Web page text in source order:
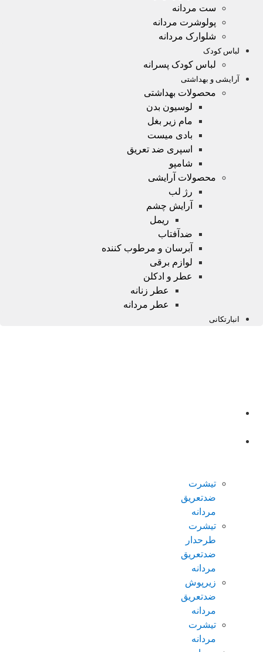
ست مردانه
پولوشرت مردانه
شلوارک مردانه
لباس کودک
لباس کودک پسرانه
آرایشی و بهداشتی
محصولات بهداشتی
لوسیون بدن
مام زیر بغل
بادی میست
اسپری ضد تعریق
شامپو
محصولات آرایشی
رژ لب
آرایش چشم
ریمل
ضدآفتاب
آبرسان و مرطوب کننده
لوازم برقی
عطر و ادکلن
عطر زنانه
عطر مردانه
انبارتکانی
تیشرت
ضدتعریق
مردانه
تیشرت
طرحدار
ضدتعریق
مردانه
زیرپوش
ضدتعریق
مردانه
تیشرت
مردانه